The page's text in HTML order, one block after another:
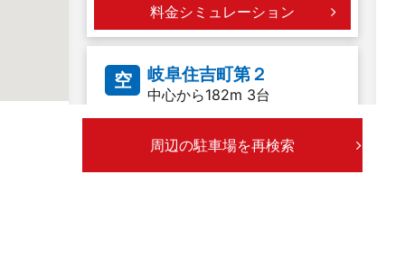
料金シミュレーション
空 岐阜住吉町第２
中心から182m 3台
周辺の駐車場を再検索